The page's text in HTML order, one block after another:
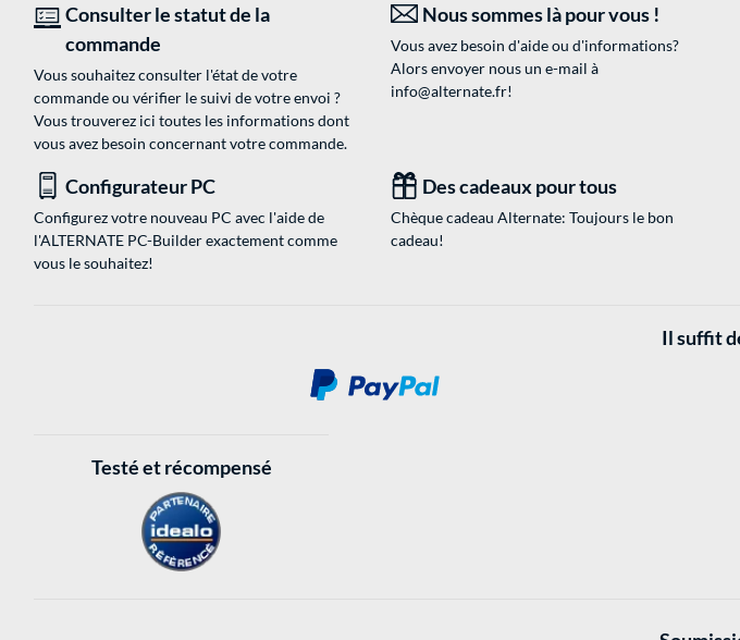
Consulter le statut de la
commande
Vous souhaitez consulter l'état de votre
commande ou vérifier le suivi de votre envoi ?
Vous trouverez ici toutes les informations dont
vous avez besoin concernant votre commande.
Nous sommes là pour vous !
Vous avez besoin d'aide ou d'informations?
Alors envoyer nous un e-mail à
info@alternate.fr!
Configurateur PC
Configurez votre nouveau PC avec l'aide de
l'ALTERNATE PC-Builder exactement comme
vous le souhaitez!
Des cadeaux pour tous
Chèque cadeau Alternate: Toujours le bon
cadeau!
Il suffit
Testé et récompensé